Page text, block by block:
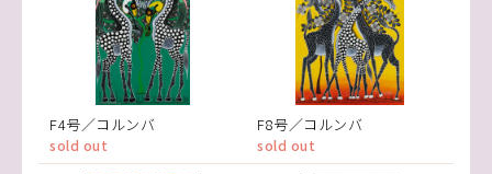
F4号／コルンバ
sold out
F8号／コルンバ
sold out